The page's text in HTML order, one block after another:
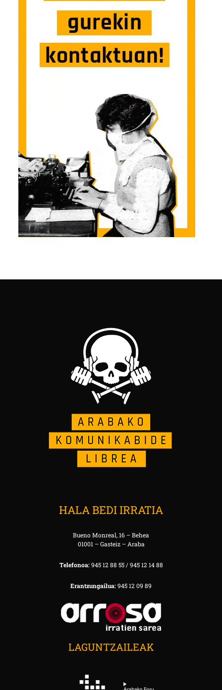
HALA BEDI IRRATIA
Bueno Monreal, 16 – Behea
01001 – Gasteiz – Araba
Telefonoa:945 12 88 55 / 945 12 14 88
Erantzungailua:945 12 09 89
LAGUNTZAILEAK